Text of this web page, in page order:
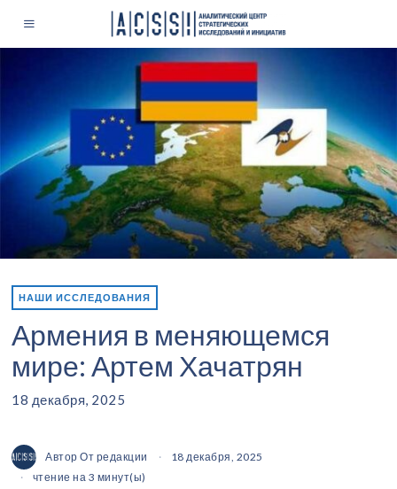
НАШИ ИССЛЕДОВАНИЯ
Армения в меняющемся
мире: Артем Хачатрян
18 декабря, 2025
АвторОт редакции
18 декабря, 2025
чтение на 3 минут(ы)